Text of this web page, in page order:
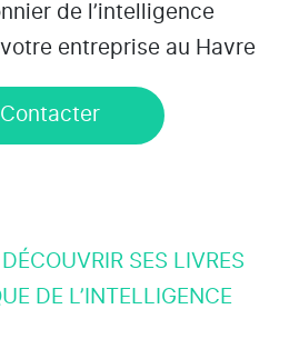
de l’intelligence
entreprise au Havre
Contacter
SES LIVRES
DE L’INTELLIGENCE